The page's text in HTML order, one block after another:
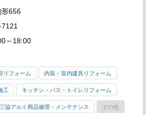
形656
～18:00
リフォーム 内装・室内建具リフォーム
工 キッチン・バス・トイレリフォーム
三協アルミ商品修理・メンテナンス その他